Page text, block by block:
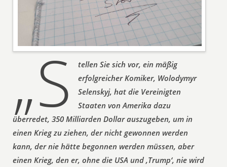
„S
tellen Sie sich vor, ein mäßig
erfolgreicher Komiker, Wolodymyr
Selenskyj, hat die Vereinigten
Staaten von Amerika dazu
überredet, 350 Milliarden Dollar auszugeben, um in
einen Krieg zu ziehen, der nicht gewonnen werden
kann, der nie hätte begonnen werden müssen, aber
einen Krieg, den er, ohne die USA und ‚Trump‘, nie wird